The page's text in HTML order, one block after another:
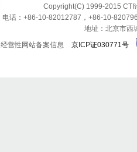
Copyright(C) 1999-2015 CTI
电话：+86-10-82012787，+86-10-
地址：北京市西
经营性网站备案信息
京ICP证030771号